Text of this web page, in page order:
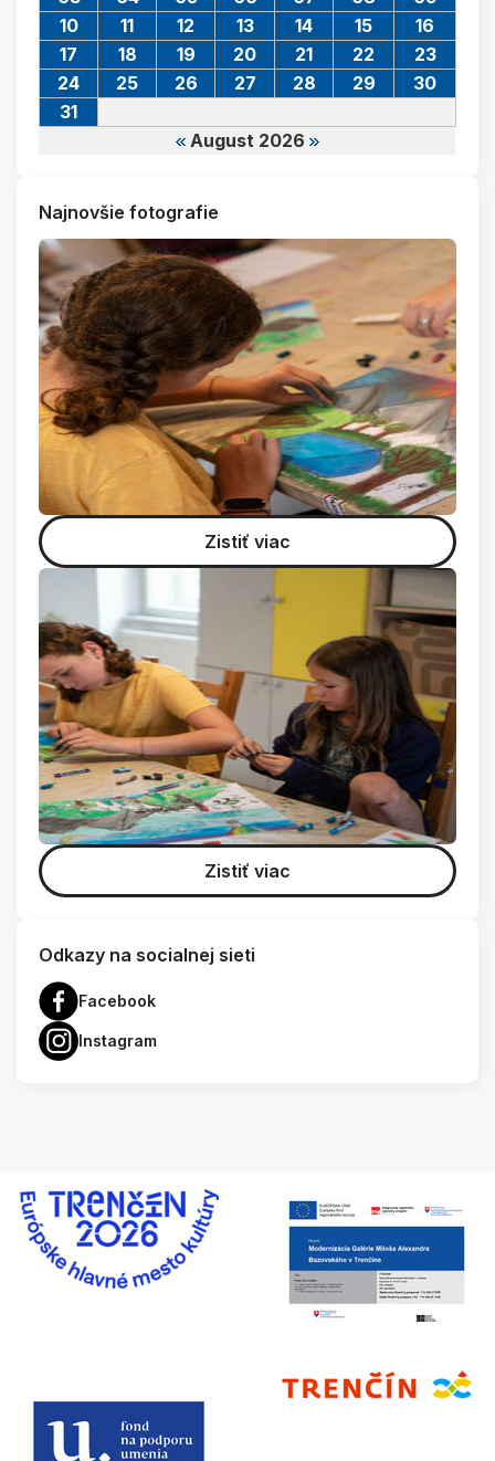
August 2026
10
11 12 13 14 15
16
17
18 19 20 21 22
23
24
25 26 27 28 29
30
31
Najnovšie fotografie
Zistiť viac
Zistiť viac
Odkazy na socialnej sieti
Facebook
Instagram